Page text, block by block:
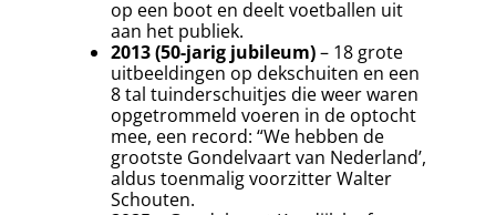
op een boot en deelt voetballen uit
aan het publiek.
2013 (50-jarig jubileum)– 18 grote
uitbeeldingen op dekschuiten en een
8 tal tuinderschuitjes die weer waren
opgetrommeld voeren in de optocht
mee, een record: “We hebben de
grootste Gondelvaart van Nederland’,
aldus toenmalig voorzitter Walter
Schouten.